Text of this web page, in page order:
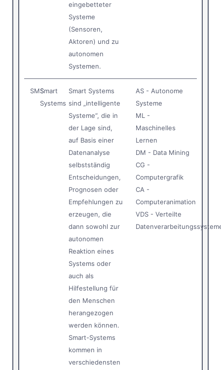
eingebetteter
Systeme
(Sensoren,
Aktoren) und zu
autonomen
Systemen.
SMSSmart
Systems
Smart Systems
sind „intelligente
Systeme“, die in
der Lage sind,
auf Basis einer
Datenanalyse
selbstständig
Entscheidungen,
Prognosen oder
Empfehlungen zu
erzeugen, die
dann sowohl zur
autonomen
Reaktion eines
Systems oder
auch als
Hilfestellung für
den Menschen
herangezogen
werden können.
Smart-Systems
kommen in
verschiedensten
AS - Autonome
Systeme
ML -
Maschinelles
Lernen
DM - Data Mining
CG -
Computergrafik
CA -
Computeranimation
VDS - Verteilte